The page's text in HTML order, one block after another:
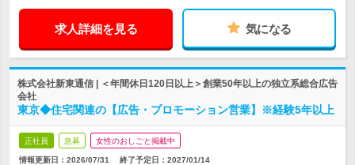
求人詳細を見る 気になる
株式会社新東通信 | ＜年間休日120日以上＞創業50年以上の独立系総合広告
会社
東京◆住宅関連の【広告・プロモーション営業】※経験5年以上
正社員 急募 女性のおしごと掲載中
情報更新日：2026/07/31 終了予定日： 2027/01/14